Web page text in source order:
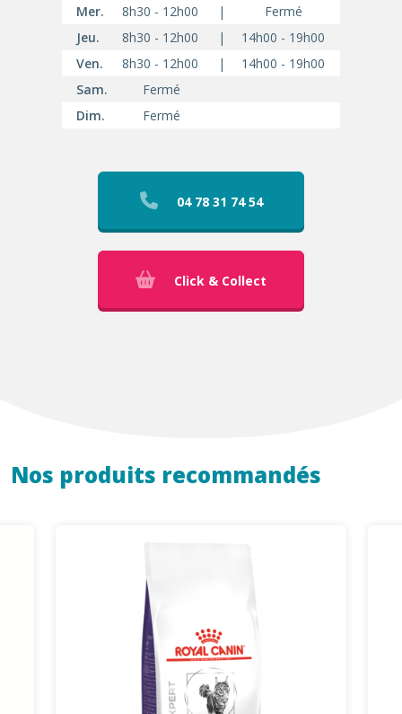
Mer.
8h30 - 12h00 |
Fermé
Jeu.
8h30 - 12h00 |
14h00 - 19h00
Ven.
8h30 - 12h00 |
14h00 - 19h00
Sam.
Fermé
Dim.
Fermé
04 78 31 74 54
Click & Collect
Nos produits recommandés